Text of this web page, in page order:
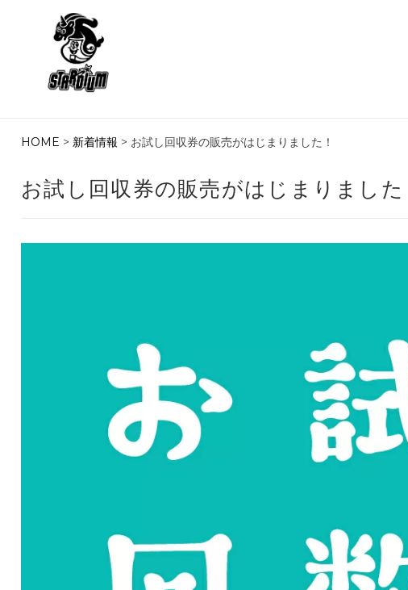
HOME > 新着情報 > お試し回収券の販売がはじまりました！
お試し回収券の販売がはじまりました